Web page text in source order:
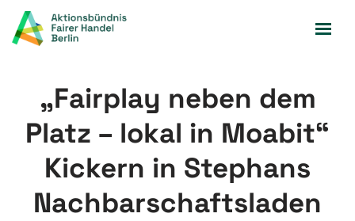
Zum
„Fairplay neben dem
Platz – lokal in Moabit“
Kickern in Stephans
Nachbarschaftsladen